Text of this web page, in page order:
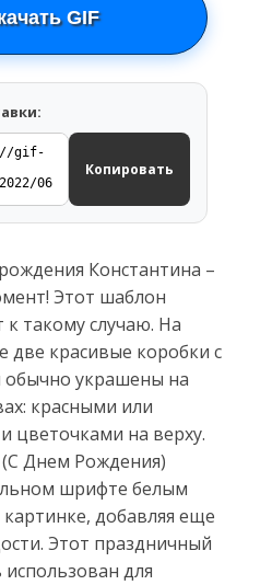
GIF
Копировать
Константина –
Этот шаблон
такому случаю. На
две красивые коробки с
украшены на
красными или
цветочками на верху.
Днем Рождения)
шрифте белым
добавляя еще
Этот праздничный
для